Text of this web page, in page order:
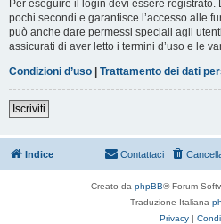
Per eseguire il login devi essere
pochi secondi e garantisce l’accesso alle
può anche dare permessi speciali agli
assicurati di aver letto i termini d’uso e le
Condizioni d’uso | Trattamento dei dati
Iscriviti
Indice Contattaci
Creato da phpBB® Forum
Traduzione Italiana
Privacy |